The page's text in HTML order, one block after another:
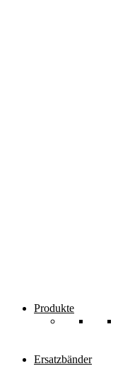
Produkte
Ersatzbänder